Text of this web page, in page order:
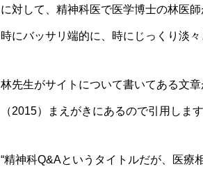
に対して、精神科医で医学博士の林医
時にバッサリ端的に、時にじっくり淡
林先生がサイトについて書いてある文
（2015）まえがきにあるので引用しま
“精神科Q&Aというタイトルだが、医療